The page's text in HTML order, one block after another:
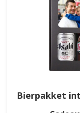
Bierpakket